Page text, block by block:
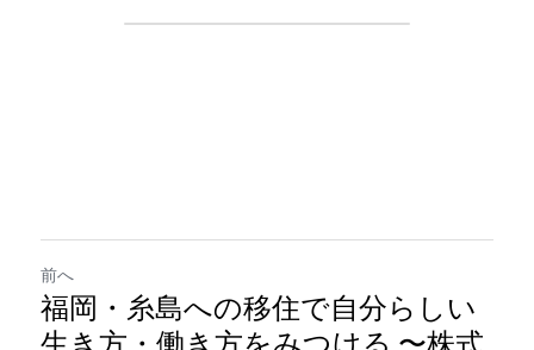
前へ
福岡・糸島への移住で自分らしい
生き方・働き方をみつける 〜株式